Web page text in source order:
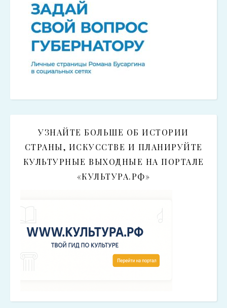
УЗНАЙТЕ БОЛЬШЕ ОБ ИСТОРИИ
СТРАНЫ, ИСКУССТВЕ И ПЛАНИРУЙТЕ
КУЛЬТУРНЫЕ ВЫХОДНЫЕ НА ПОРТАЛЕ
«КУЛЬТУРА.РФ»